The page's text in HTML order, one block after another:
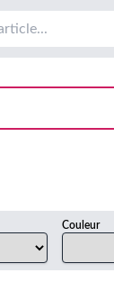
Couleur